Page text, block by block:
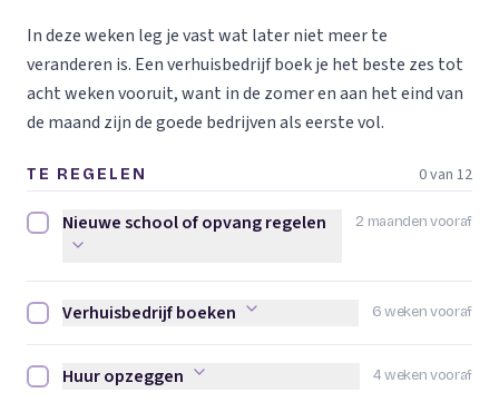
In deze weken leg je vast wat later niet meer te
veranderen is. Een verhuisbedrijf boek je het beste zes tot
acht weken vooruit, want in de zomer en aan het eind van
de maand zijn de goede bedrijven als eerste vol.
TE REGELEN 0 van 12
2 maanden vooraf
Nieuwe school of opvang regelen afvinken
Nieuwe school of opvang regelen
6 weken vooraf
Verhuisbedrijf boeken afvinken
Verhuisbedrijf boeken
4 weken vooraf
Huur opzeggen afvinken
Huur opzeggen